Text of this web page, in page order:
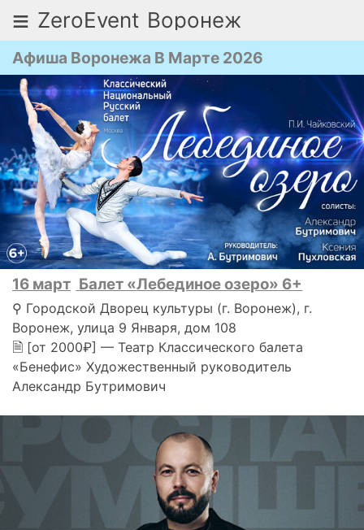
≡ ZeroEvent Воронеж
Афиша Воронежа В Марте 2026
16 март Балет «Лебединое озеро» 6+
⚲ Городской Дворец культуры (г. Воронеж), г.
Воронеж, улица 9 Января, дом 108
🗎 [от 2000₽] — Театр Классического балета
«Бенефис» Художественный руководитель
Александр Бутримович